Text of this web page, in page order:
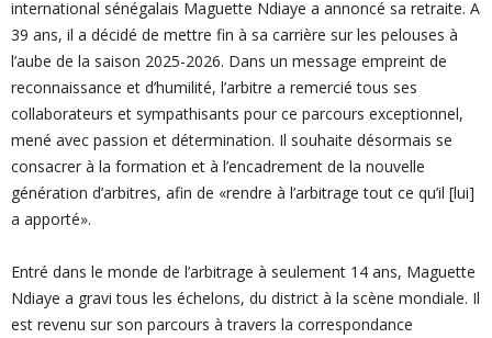
international sénégalais Ma­guette Ndiaye a annoncé sa retraite. A
39 ans, il a décidé de mettre fin à sa carrière sur les pelouses à
l’aube de la saison 2025-2026. Dans un message empreint de
reconnaissance et d’humilité, l’arbitre a remercié tous ses
collaborateurs et sympathisants pour ce parcours exceptionnel,
mené avec passion et détermination. Il souhaite désormais se
consacrer à la formation et à l’encadrement de la nouvelle
génération d’arbitres, afin de «rendre à l’arbitrage tout ce qu’il [lui]
a apporté».
Entré dans le monde de l’arbitrage à seulement 14 ans, Maguette
Ndiaye a gravi tous les échelons, du district à la scène mondiale. Il
est revenu sur son parcours à travers la correspondance